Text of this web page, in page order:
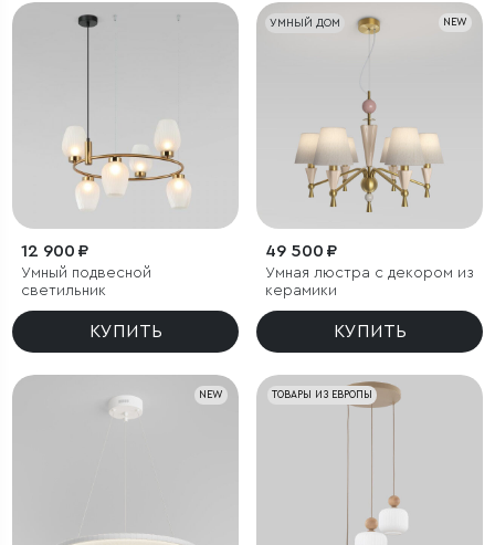
12 900 ₽
Умный подвесной
светильник
КУПИТЬ
УМНЫЙ ДОМ NEW
49 500 ₽
Умная люстра с декором из
керамики
КУПИТЬ
NEW ТОВАРЫ ИЗ ЕВРОПЫ